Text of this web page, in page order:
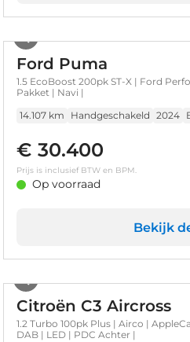
Ford Puma
1.5 EcoBoost 200pk ST-X | Ford
Pakket | Navi |
14.107 km
Handgeschakeld 2024
€ 30.400
Prijs is inclusief BTW en BPM.
Op voorraad
Bekijk
Citroën C3 Aircross
1.2 Turbo 100pk Plus | Airco |
DAB | LED | PDC Achter |